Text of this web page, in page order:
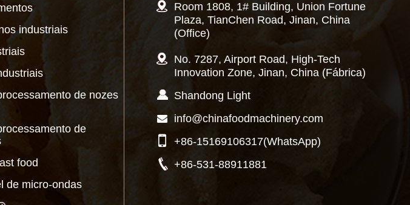
industriais
de nozes
de
food
de micro-ondas
Room 1808, 1# Building, Union Fortune
Plaza, TianChen Road, Jinan, China
(Office)
No. 7287, Airport Road, High-Tech
Innovation Zone, Jinan, China (Fábrica)
Shandong Light
info@chinafoodmachinery.com
+86-15169106317(WhatsApp)
+86-531-88911881